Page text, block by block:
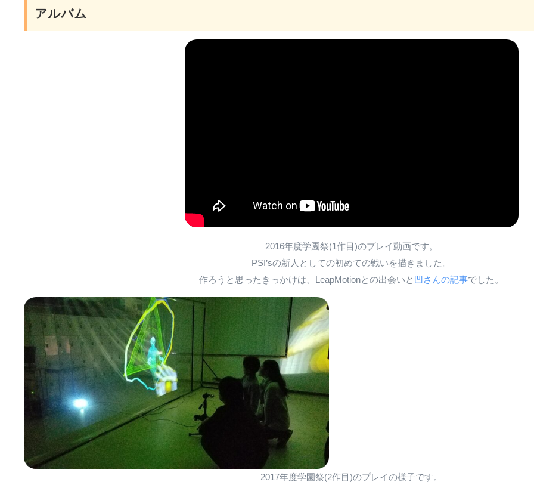
アルバム
2016年度学園祭(1作目)のプレイ動画です。
PSI’sの新人としての初めての戦いを描きました。
作ろうと思ったきっかけは、LeapMotionとの出会いと 凹さんの記事でした。
2017年度学園祭(2作目)のプレイの様子です。